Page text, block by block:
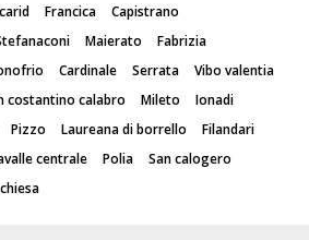
Francica
Capistrano
Maierato
Fabrizia
Cardinale Serrata
Vibo valentia
costantino calabro Mileto
Ionadi
Pizzo Laureana di borrello
Filandari
centrale Polia
San calogero